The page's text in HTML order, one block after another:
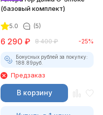
(базовый комплект)
5.0 (5)
6 290 ₽ 8 400 ₽ -25%
Бонусных рублей за покупку:
188.89руб.
Предзаказ
В корзину